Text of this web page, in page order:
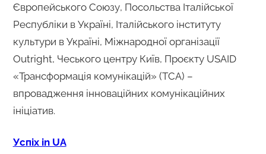
Європейського Союзу, Посольства Італійської
Республіки в Україні, Італійського інституту
культури в Україні, Міжнародної організації
Outright, Чеського центру Київ, Проєкту USAID
«Трансформація комунікацій» (ТСА) –
впровадження інноваційних комунікаційних
ініціатив.
Успіх in UA